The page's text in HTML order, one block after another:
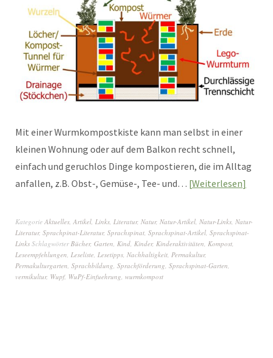
Mit einer Wurmkompostkiste kann man selbst in einer
kleinen Wohnung oder auf dem Balkon recht schnell,
einfach und geruchlos Dinge kompostieren, die im Alltag
anfallen, z.B. Obst-, Gemüse-, Tee- und… Weiterlesen
Kategorie Aktuelles Artikel Links Literatur, Natur, Natur-Artikel Natur-Links Natur-
Literatur, Sprachpinat-Literatur, Sprachspinat Sprachspinat-Artikel Sprachspinat-
Links Schlagwörter Bücher, Garten Kind Kinder, Kinderaktivitäten Kompost
Leseempfehlungen Leseliste Lesetipps Nachhaltigkeit Permakultur,
Permakulturgarten Sprachbildung Sprachförderung Sprachspinat-Garten
vermikultur, Wupf, WuPf-Einfuehrung wurmkompost